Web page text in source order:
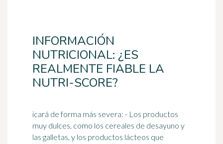
INFORMACIÓN
NUTRICIONAL: ¿ES
REALMENTE FIABLE LA
NUTRI-SCORE?
icará de forma más severa: - Los productos
muy dulces, como los cereales de desayuno y
las galletas, y los productos lácteos que